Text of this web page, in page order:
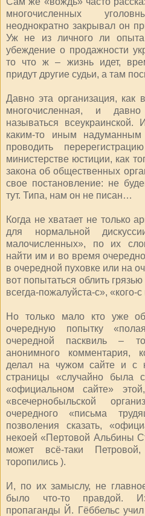
многочисленных
неоднократно закрывал он
Уж не из личного ли
убеждение о продажности
то что ж – жизнь идет,
придут другие судьи, а там
Давно эта организация, как
многочисленная, и
называться
каким-то иным
проводить
министерстве юстиции, как
закона об общественных
свое постановление: не
тут. Типа, нам он не писан…
Когда не хватает не только
для нормальной
малочисленных», по их
найти им и во время
в очередной пуховке или на
вот попытаться облить
всегда-пожалуйста-с», «кого-
Но только мало кто уже
очередную попытку
очередной пасквиль –
анонимного комментария,
делал на чужом сайте и с
страницы «случайно была
«официальном сайте»
«всечернобыльской
очередного «письма
позволения сказать,
некоей «Пертовой Альбины
может всё-таки
торопились ).
И, по их замыслу, не
было что-то правдой.
пропаганды Й. Гёббельс